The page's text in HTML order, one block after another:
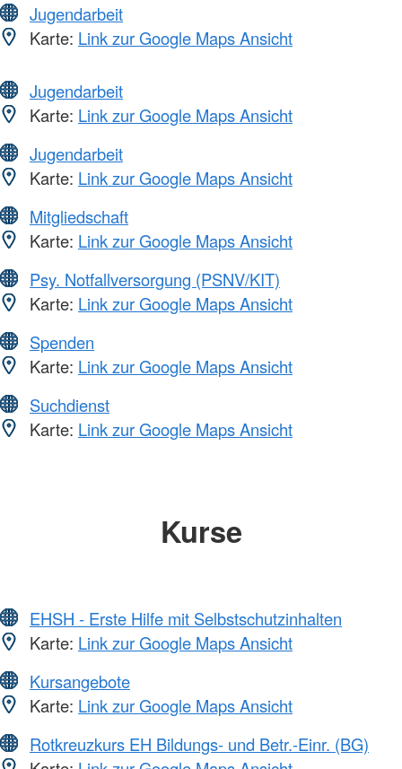
Jugendarbeit
Karte: Link zur Google Maps Ansicht
Jugendarbeit
Karte: Link zur Google Maps Ansicht
Jugendarbeit
Karte: Link zur Google Maps Ansicht
Mitgliedschaft
Karte: Link zur Google Maps Ansicht
Psy. Notfallversorgung (PSNV/KIT)
Karte: Link zur Google Maps Ansicht
Spenden
Karte: Link zur Google Maps Ansicht
Suchdienst
Karte: Link zur Google Maps Ansicht
Kurse
EHSH - Erste Hilfe mit Selbstschutzinhalten
Karte: Link zur Google Maps Ansicht
Kursangebote
Karte: Link zur Google Maps Ansicht
Rotkreuzkurs EH Bildungs- und Betr.-Einr. (BG)